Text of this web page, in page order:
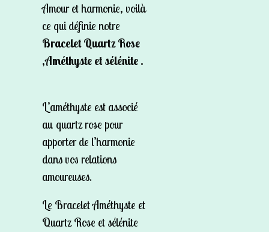
Amour et harmonie, voilà
ce qui définie notre
Bracelet Quartz Rose
,Améthyste et sélénite .
L’améthyste est associé
au quartz rose pour
apporter de l’harmonie
dans vos relations
amoureuses.
Le Bracelet Améthyste et
Quartz Rose et sélénite